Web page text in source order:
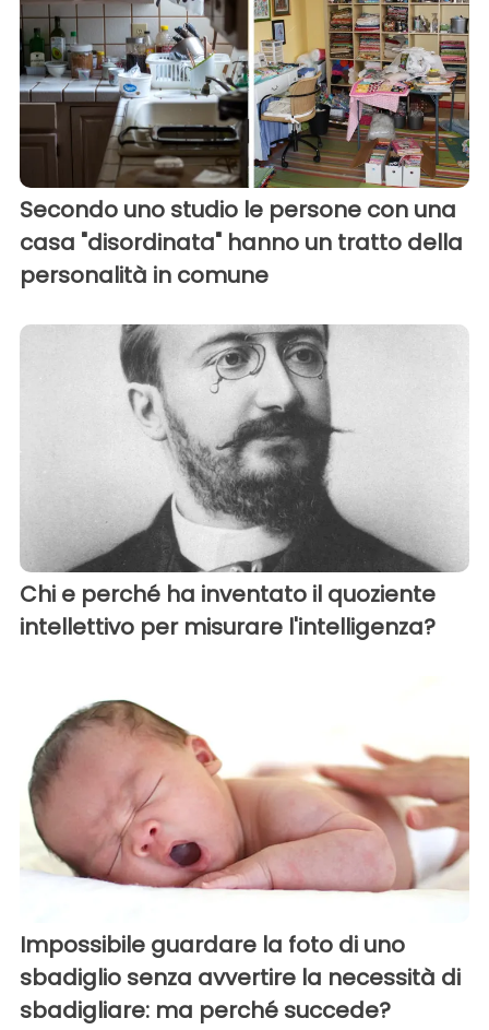
Secondo uno studio le persone con una
casa "disordinata" hanno un tratto della
personalità in comune
Chi e perché ha inventato il quoziente
intellettivo per misurare l'intelligenza?
Impossibile guardare la foto di uno
sbadiglio senza avvertire la necessità di
sbadigliare: ma perché succede?